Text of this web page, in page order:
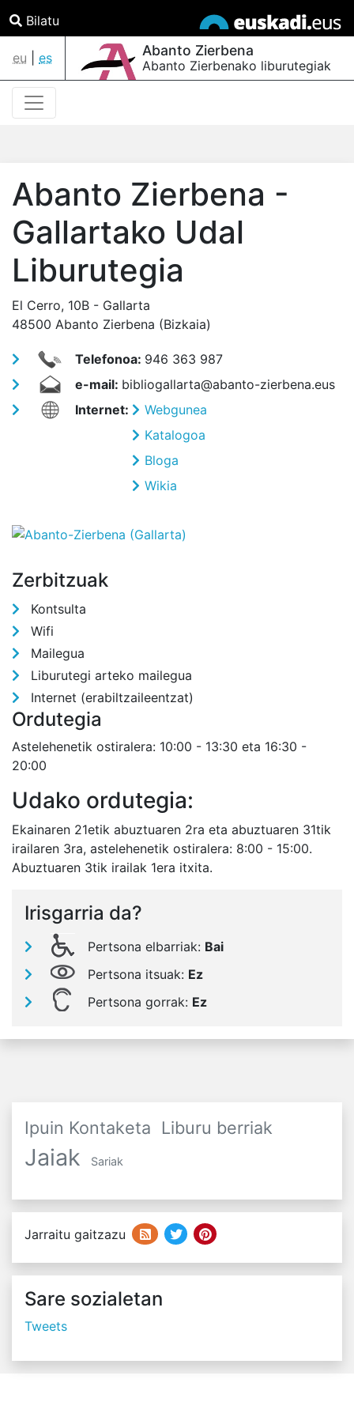
Bilatu
eu es Abanto Zierbena
Abanto Zierbenako liburutegiak
Abanto Zierbena -
Gallartako Udal
Liburutegia
El Cerro, 10B - Gallarta
48500 Abanto Zierbena (Bizkaia)
Telefonoa: 946 363 987
e-mail: bibliogallarta@abanto-zierbena.eus
Internet:
Webgunea
Katalogoa
Bloga
Wikia
Zerbitzuak
Kontsulta
Wifi
Mailegua
Liburutegi arteko mailegua
Internet (erabiltzaileentzat)
Ordutegia
Astelehenetik ostiralera: 10:00 - 13:30 eta 16:30 -
20:00
Udako ordutegia:
Ekainaren 21etik abuztuaren 2ra eta abuztuaren 31tik
irailaren 3ra, astelehenetik ostiralera: 8:00 - 15:00.
Abuztuaren 3tik irailak 1era itxita.
Irisgarria da?
Pertsona elbarriak: Bai
Pertsona itsuak: Ez
Pertsona gorrak: Ez
Ipuin Kontaketa Liburu berriak
Jaiak Sariak
Jarraitu gaitzazu
Sare sozialetan
Tweets